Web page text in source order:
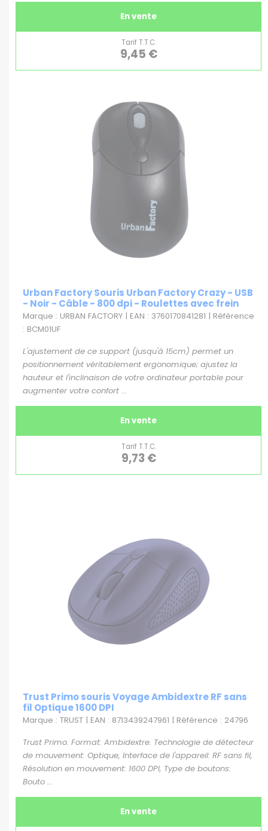
En vente
Tarif T.T.C.
9,45 €
Urban Factory Souris Urban Factory Crazy - USB
- Noir - Câble - 800 dpi - Roulettes avec frein
Marque : URBAN FACTORY | EAN : 3760170841281 | Référence
: BCM01UF
L'ajustement de ce support (jusqu'à 15cm) permet un
positionnement véritablement ergonomique; ajustez la
hauteur et l'inclinaison de votre ordinateur portable pour
augmenter votre confort ...
En vente
Tarif T.T.C.
9,73 €
Trust Primo souris Voyage Ambidextre RF sans
fil Optique 1600 DPI
Marque : TRUST | EAN : 8713439247961 | Référence : 24796
Trust Primo. Format: Ambidextre. Technologie de détecteur
de mouvement: Optique, Interface de l'appareil: RF sans fil,
Résolution en mouvement: 1600 DPI, Type de boutons:
Bouto ...
En vente